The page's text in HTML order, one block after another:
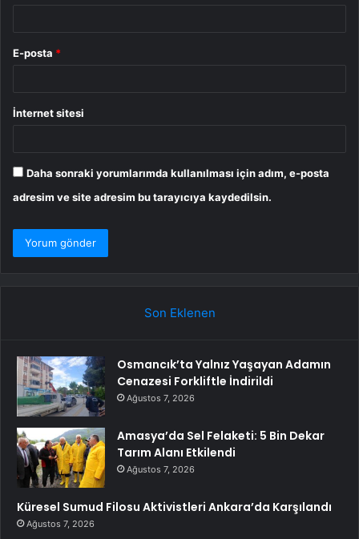
E-posta *
İnternet sitesi
Daha sonraki yorumlarımda kullanılması için adım, e-posta
adresim ve site adresim bu tarayıcıya kaydedilsin.
Son Eklenen
Osmancık’ta Yalnız Yaşayan Adamın
Cenazesi Forkliftle İndirildi
Ağustos 7, 2026
Amasya’da Sel Felaketi: 5 Bin Dekar
Tarım Alanı Etkilendi
Ağustos 7, 2026
Küresel Sumud Filosu Aktivistleri Ankara’da Karşılandı
Ağustos 7, 2026